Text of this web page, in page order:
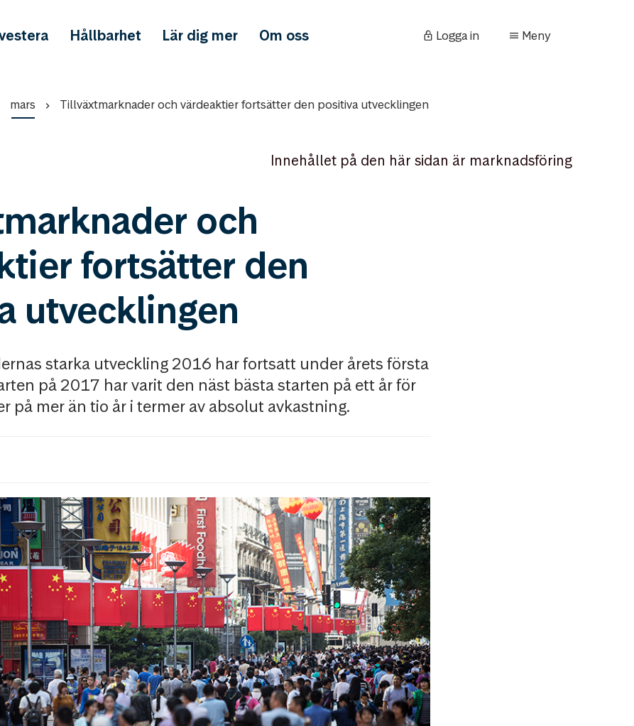
Hållbarhet Lär dig mer Om oss Logga in Meny
mars Tillväxtmarknader och värdeaktier fortsätter den positiva utvecklingen
Innehållet på den här sidan är marknadsföring
och
fortsätter den
utvecklingen
starka utveckling 2016 har fortsatt under årets första
på 2017 har varit den näst bästa starten på ett år för
på mer än tio år i termer av absolut avkastning.